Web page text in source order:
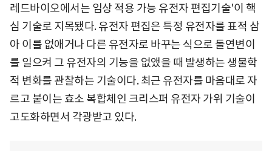
레드바이오에서는 임상 적용 가능 유전자 편집기술'이 핵
심 기술로 지목됐다. 유전자 편집은 특정 유전자를 표적 삼
아 이를 없애거나 다른 유전자로 바꾸는 식으로 돌연변이
를 일으켜 그 유전자의 기능을 없앴을 때 발생하는 생물학
적 변화를 관찰하는 기술이다. 최근 유전자를 마음대로 자
르고 붙이는 효소 복합체인 크리스퍼 유전자 가위 기술이
고도화하면서 각광받고 있다.